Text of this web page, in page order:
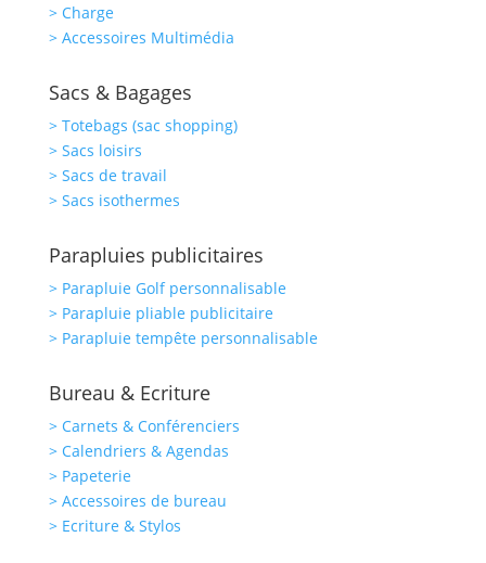
> Charge
> Accessoires Multimédia
Sacs & Bagages
> Totebags (sac shopping)
> Sacs loisirs
> Sacs de travail
> Sacs isothermes
Parapluies publicitaires
> Parapluie Golf personnalisable
> Parapluie pliable publicitaire
> Parapluie tempête personnalisable
Bureau & Ecriture
> Carnets & Conférenciers
> Calendriers & Agendas
> Papeterie
> Accessoires de bureau
> Ecriture & Stylos